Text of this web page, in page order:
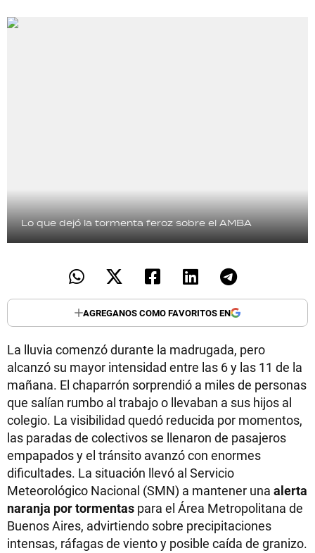
Lo que dejó la tormenta feroz sobre el AMBA
AGREGANOS COMO FAVORITOS EN
La lluvia comenzó durante la madrugada, pero
alcanzó su mayor intensidad entre las 6 y las 11 de la
mañana. El chaparrón sorprendió a miles de personas
que salían rumbo al trabajo o llevaban a sus hijos al
colegio. La visibilidad quedó reducida por momentos,
las paradas de colectivos se llenaron de pasajeros
empapados y el tránsito avanzó con enormes
dificultades. La situación llevó al Servicio
Meteorológico Nacional (SMN) a mantener una alerta
naranja por tormentas para el Área Metropolitana de
Buenos Aires, advirtiendo sobre precipitaciones
intensas, ráfagas de viento y posible caída de granizo.